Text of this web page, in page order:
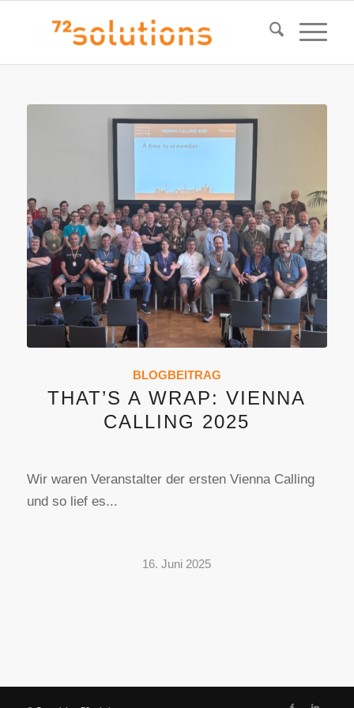
BLOGBEITRAG
THAT’S A WRAP: VIENNA
CALLING 2025
Wir waren Veranstalter der ersten Vienna Calling
und so lief es...
16. Juni 2025